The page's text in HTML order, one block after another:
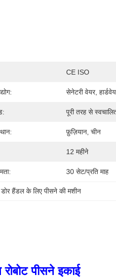
CE ISO
सेनेटरी वेयर,
पूरी तरह से
फ़ुज़ियान, चीन
12 महीने
30 सेट/प्रति माह
, डोर हैंडल के लिए पीसने की मशीन
पीसने इकाई